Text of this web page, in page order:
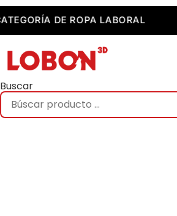
Saltar
al
contenido
CATEGORÍA DE ROPA LABORAL
Buscar